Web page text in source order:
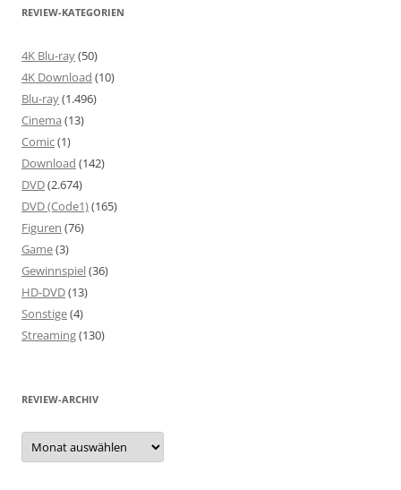
REVIEW-KATEGORIEN
4K Blu-ray(50)
4K Download (10)
Blu-ray(1.496)
Cinema (13)
Comic(1)
Download (142)
DVD(2.674)
DVD (Code1)(165)
Figuren (76)
Game(3)
Gewinnspiel(36)
HD-DVD(13)
Sonstige(4)
Streaming(130)
REVIEW-ARCHIV
Review-
Archiv